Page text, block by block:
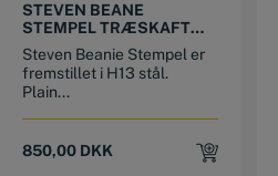
STEVEN BEANE
STEMPEL TRÆSKAFT
PLAIN STAMP
Steven Beanie Stempel er
fremstillet i H13 stål.
Plain...
850,00 DKK